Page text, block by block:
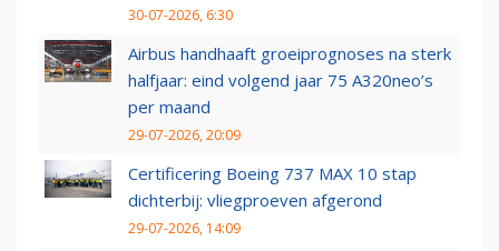
30-07-2026, 6:30
Airbus handhaaft groeiprognoses na sterk
halfjaar: eind volgend jaar 75 A320neo’s
per maand
29-07-2026, 20:09
Certificering Boeing 737 MAX 10 stap
dichterbij: vliegproeven afgerond
29-07-2026, 14:09